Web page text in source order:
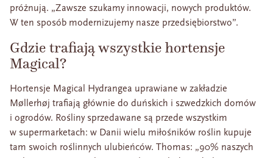
próżnują. „Zawsze szukamy innowacji, nowych produktów.
W ten sposób modernizujemy nasze przedsiębiorstwo”.
Gdzie trafiają wszystkie hortensje
Magical?
Hortensje Magical Hydrangea uprawiane w zakładzie
Møllerhøj trafiają głównie do duńskich i szwedzkich domów
i ogrodów. Rośliny sprzedawane są przede wszystkim
w supermarketach: w Danii wielu miłośników roślin kupuje
tam swoich roślinnych ulubieńców. Thomas: „90% naszych